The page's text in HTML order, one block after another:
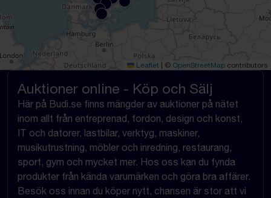
Leaflet © OpenStreetMap contributors
Auktioner online - Köp och Sälj
Här på Budi.se finns mängder av auktioner på nätet
inom allt från entreprenad, fordon, design och konst,
IT och datorer, lastbilar, verktyg, maskiner,
musikutrustning, möbler och inredning, restaurang,
sport, gym och mycket mer. Hos oss kan du fynda
produkter från kända varumärken och göra bra affärer.
Besök oss innan du köper nytt, chansen är stor att vi